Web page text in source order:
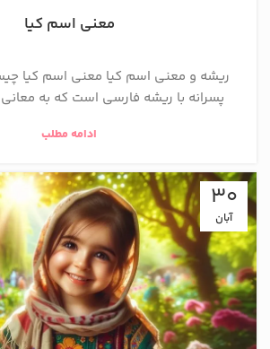
معنی اسم کیا
ریشه و معنی اسم کیا معنی اسم کیا
پسرانه با ریشه فارسی است که به
ادامه مطلب
30
آبان